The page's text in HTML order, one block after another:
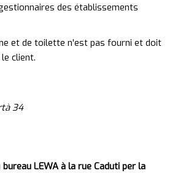
des établissements
et de toilette n'est pas fourni et doit
client.
34
bureau LEWA à la rue Caduti per la